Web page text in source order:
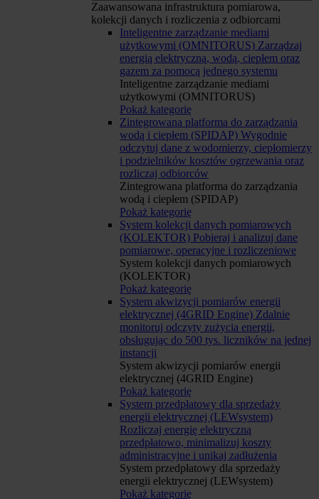
Zaawansowana infrastruktura pomiarowa,
kolekcji danych i rozliczenia z odbiorcami
Inteligentne zarządzanie mediami
użytkowymi (OMNITORUS) Zarządzaj
energią elektryczną, wodą, ciepłem oraz
gazem za pomocą jednego systemu
Inteligentne zarządzanie mediami
użytkowymi (OMNITORUS)
Pokaż kategorię
Zintegrowana platforma do zarządzania
wodą i ciepłem (SPIDAP) Wygodnie
odczytuj dane z wodomierzy, ciepłomierzy
i podzielników kosztów ogrzewania oraz
rozliczaj odbiorców
Zintegrowana platforma do zarządzania
wodą i ciepłem (SPIDAP)
Pokaż kategorię
System kolekcji danych pomiarowych
(KOLEKTOR) Pobieraj i analizuj dane
pomiarowe, operacyjne i rozliczeniowe
System kolekcji danych pomiarowych
(KOLEKTOR)
Pokaż kategorię
System akwizycji pomiarów energii
elektrycznej (4GRID Engine) Zdalnie
monitoruj odczyty zużycia energii,
obsługując do 500 tys. liczników na jednej
instancji
System akwizycji pomiarów energii
elektrycznej (4GRID Engine)
Pokaż kategorię
System przedpłatowy dla sprzedaży
energii elektrycznej (LEWsystem)
Rozliczaj energię elektryczną
przedpłatowo, minimalizuj koszty
administracyjne i unikaj zadłużenia
System przedpłatowy dla sprzedaży
energii elektrycznej (LEWsystem)
Pokaż kategorię